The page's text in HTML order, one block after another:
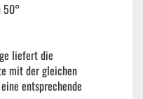
50°
liefert die
mit der gleichen
entsprechende